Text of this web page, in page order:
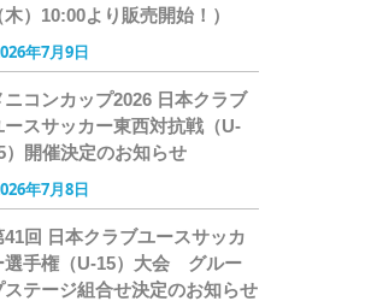
木）10:00より販売開始！）
年7月9日
ニコンカップ2026 日本クラブ
ースサッカー東西対抗戦（U-
）開催決定のお知らせ
年7月8日
41回 日本クラブユースサッカ
選手権（U-15）大会 グルー
ステージ組合せ決定のお知らせ